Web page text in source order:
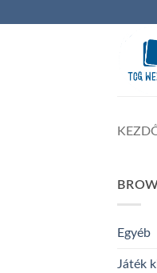
Egyéb
Játék